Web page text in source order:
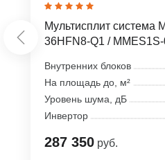
Мультисплит система
36HFN8-Q1 /
Внутренних блоков
На площадь до, м²
Уровень шума, дБ
Инвертор
287 350 руб.